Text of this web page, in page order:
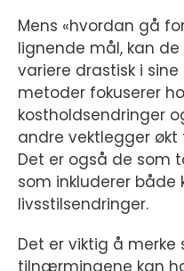
Mens «hvordan gå
lignende mål, kan
variere drastisk i
metoder fokuserer
kostholdsendringer
andre vektlegger
Det er også de som
som inkluderer både
livsstilsendringer.
Det er viktig å merke